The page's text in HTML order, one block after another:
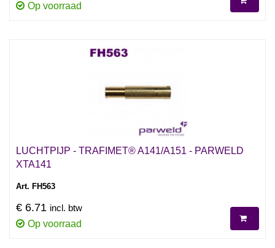
Op voorraad
LUCHTPIJP - TRAFIMET® A141/A151 - PARWELD
XTA141
Art. FH563
€ 6.71 incl. btw
Op voorraad